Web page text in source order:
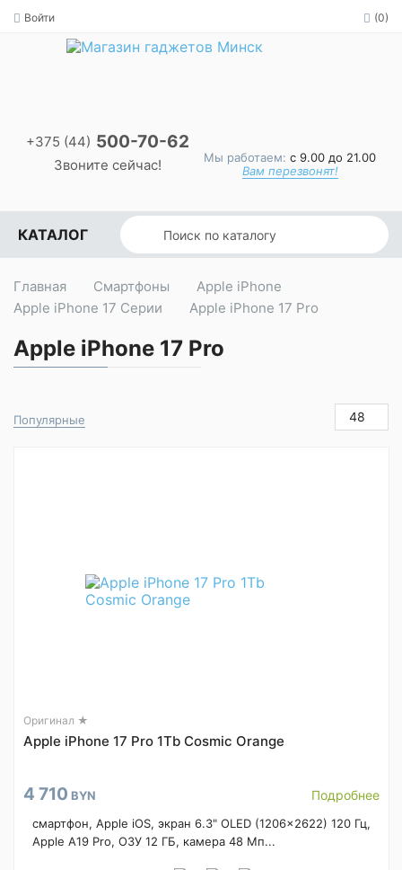
Войти (0)
+375 (44) 500-70-62
Звоните сейчас! Мы работаем: с 9.00 до 21.00
Вам перезвонят!
КАТАЛОГ
Главная Смартфоны
Apple iPhone
Apple iPhone 17 Серии
Apple iPhone 17 Pro
Apple iPhone 17 Pro
Популярные 48
Оригинал ★
Apple iPhone 17 Pro 1Tb Cosmic Orange
4 710 BYN Подробнее
смартфон, Apple iOS, экран 6.3" OLED (1206x2622) 120 Гц,
Apple A19 Pro, ОЗУ 12 ГБ, камера 48 Мп...